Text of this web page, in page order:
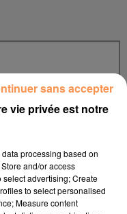
vie privée est notre
processing based on
and/or access
advertising; Create
to select personalised
Measure content
sans accepter